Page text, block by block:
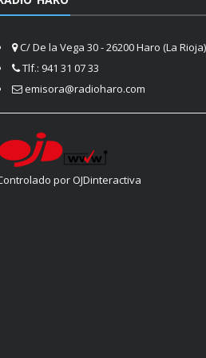
C/ De la Vega 30 - 26200 Haro (La Rioja)
Tlf.: 941 31 07 33
emisora@radioharo.com
por OJDinteractiva